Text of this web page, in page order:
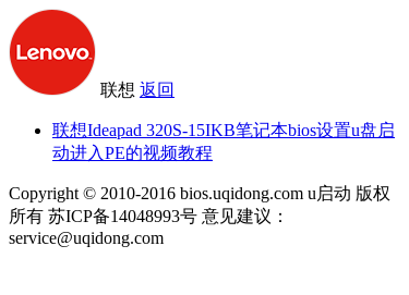
联想 返回
联想Ideapad 320S-15IKB笔记本bios设置u盘启
动进入PE的视频教程
Copyright © 2010-2016 bios.uqidong.com u启动 版权
所有 苏ICP备14048993号 意见建议：
service@uqidong.com